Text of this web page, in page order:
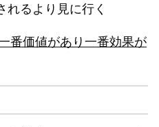
るより見に行く
番価値があり一番効果が